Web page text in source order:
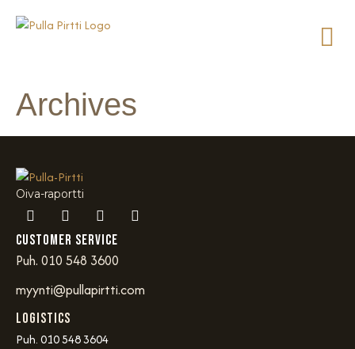
Archives
Oiva-raportti
Customer service
Puh. 010 548 3600
myynti@pullapirtti.com
Logistics
Puh. 010 548 3604